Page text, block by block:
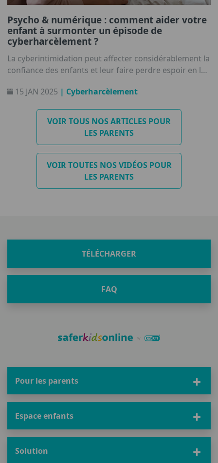
Psycho & numérique : comment aider votre
enfant à surmonter un épisode de
cyberharcèlement ?
La cyberintimidation peut affecter considérablement la
confiance des enfants et leur faire perdre espoir en la
15 JAN 2025 | Cyberharcèlement
VOIR TOUS NOS ARTICLES POUR
LES PARENTS
VOIR TOUTES NOS VIDÉOS POUR
LES PARENTS
TÉLÉCHARGER
FAQ
Pour les parents
Espace enfants
Solution